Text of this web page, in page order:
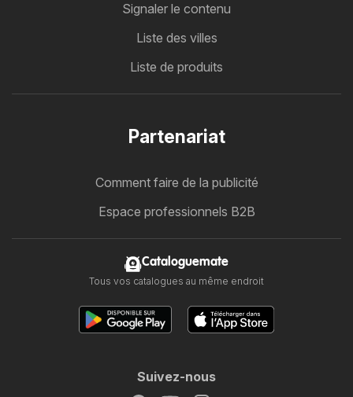
Signaler le contenu
Liste des villes
Liste de produits
Partenariat
Comment faire de la publicité
Espace professionnels B2B
Cataloguemate
Tous vos catalogues au même endroit
Suivez-nous